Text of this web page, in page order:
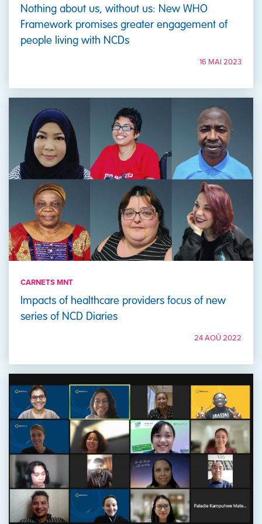
Nothing about us, without us: New WHO
Framework promises greater engagement of
people living with NCDs
16 MAI 2023
CARNETS MNT
Impacts of healthcare providers focus of new
series of NCD Diaries
24 AOÛ 2022